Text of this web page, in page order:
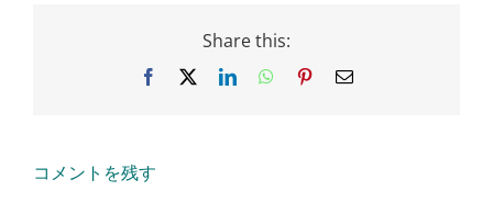
Share this:
Facebook LinkedInWhatsApp
PinterestEmail
コメントを残す